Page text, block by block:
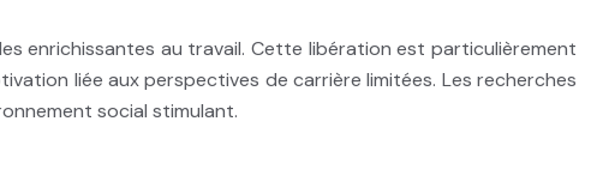
enrichissantes au travail. Cette libération est particulièrement
liée aux perspectives de carrière limitées. Les recherches
social stimulant.